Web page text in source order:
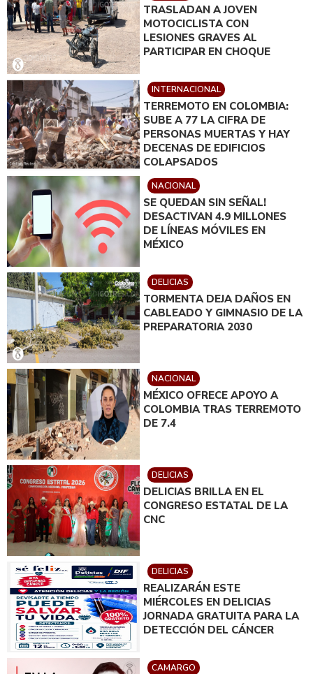
TRASLADAN A JOVEN
MOTOCICLISTA CON
LESIONES GRAVES AL
PARTICIPAR EN CHOQUE
INTERNACIONAL
TERREMOTO EN COLOMBIA:
SUBE A 77 LA CIFRA DE
PERSONAS MUERTAS Y HAY
DECENAS DE EDIFICIOS
COLAPSADOS
NACIONAL
SE QUEDAN SIN SEÑAL!
DESACTIVAN 4.9 MILLONES
DE LÍNEAS MÓVILES EN
MÉXICO
DELICIAS
TORMENTA DEJA DAÑOS EN
CABLEADO Y GIMNASIO DE LA
PREPARATORIA 2030
NACIONAL
MÉXICO OFRECE APOYO A
COLOMBIA TRAS TERREMOTO
DE 7.4
DELICIAS
DELICIAS BRILLA EN EL
CONGRESO ESTATAL DE LA
CNC
DELICIAS
REALIZARÁN ESTE
MIÉRCOLES EN DELICIAS
JORNADA GRATUITA PARA LA
DETECCIÓN DEL CÁNCER
CAMARGO